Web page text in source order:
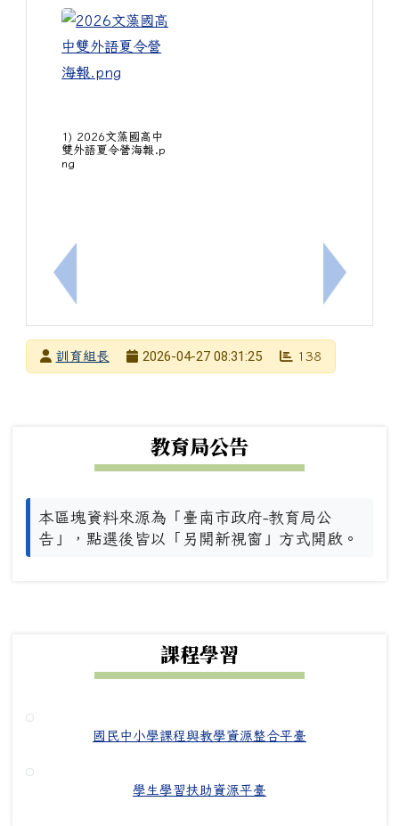
上一筆：轉知本市114學年度代表參加「校園健康主
1) 2026文藻國高中
雙外語夏令營海報.p
ng
下一筆：
發布者訓育組長
2026-04-27 08:31:25 138
教育局公告
本區塊資料來源為「臺南市政府-教育局公
告」，點選後皆以「另開新視窗」方式開啟。
課程學習
國民中小學課程與教學資源整合平臺
學生學習扶助資源平臺